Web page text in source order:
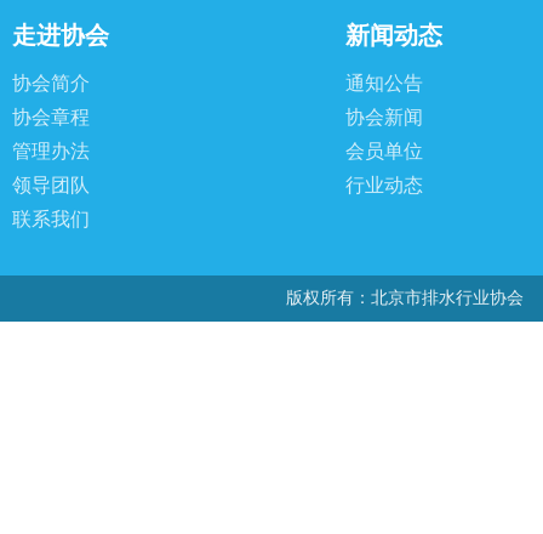
走进协会
协会简介
协会章程
管理办法
领导团队
联系我们
新闻动态
通知公告
协会新闻
会员单位
行业动态
版权所有：北京市排水行业